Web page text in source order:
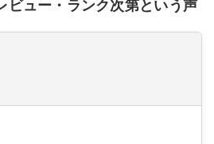
ビュー・ランク次第という声